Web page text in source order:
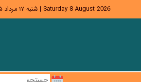
Saturday 8 August 2026
| شنبه ۱۷ مرداد ۱۴۰۵